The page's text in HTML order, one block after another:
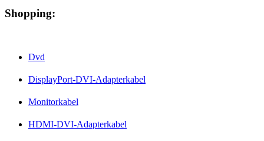
Shopping:
Dvd
DisplayPort-DVI-Adapterkabel
Monitorkabel
HDMI-DVI-Adapterkabel